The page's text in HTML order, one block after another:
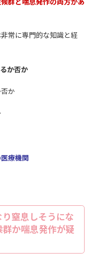
群と喘息発作の両方があ
常に専門的な知識と経
か否か
か
療機関
窒息しそうにな
か喘息発作が疑